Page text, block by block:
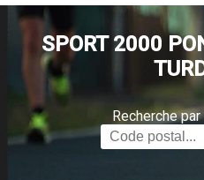
SPORT 2000
Recherche